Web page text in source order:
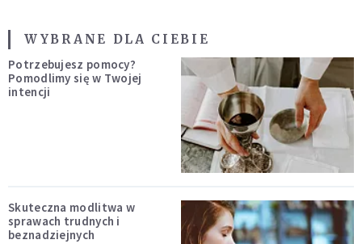
WYBRANE DLA CIEBIE
Potrzebujesz pomocy?
Pomodlimy się w Twojej
intencji
Skuteczna modlitwa w
sprawach trudnych i
beznadziejnych